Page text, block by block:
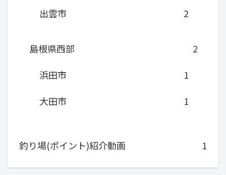
出雲市
2
島根県西部
2
浜田市
1
大田市
1
釣り場(ポイント)紹介動画 1